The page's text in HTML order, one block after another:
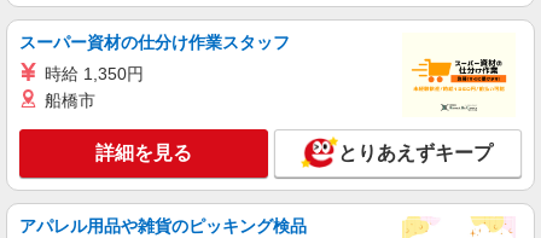
スーパー資材の仕分け作業スタッフ
時給 1,350円
船橋市
詳細を見る とりあえずキープ
アパレル用品や雑貨のピッキング検品